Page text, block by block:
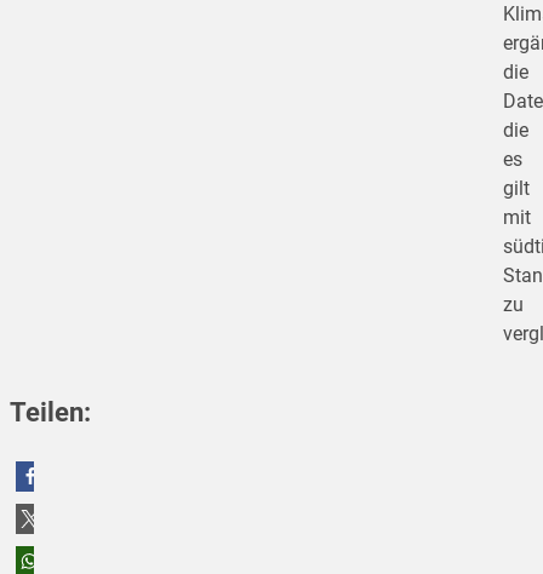
die
die
es
gilt
mit
zu
Teilen:
teilen
teilen